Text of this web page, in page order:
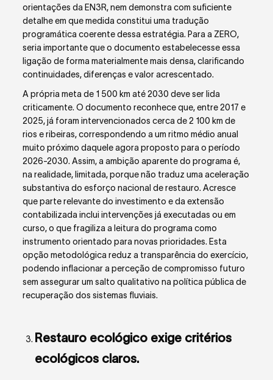
orientações da EN3R, nem demonstra com suficiente
detalhe em que medida constitui uma tradução
programática coerente dessa estratégia. Para a ZERO,
seria importante que o documento estabelecesse essa
ligação de forma materialmente mais densa, clarificando
continuidades, diferenças e valor acrescentado.
A própria meta de 1 500 km até 2030 deve ser lida
criticamente. O documento reconhece que, entre 2017 e
2025, já foram intervencionados cerca de 2 100 km de
rios e ribeiras, correspondendo a um ritmo médio anual
muito próximo daquele agora proposto para o período
2026-2030. Assim, a ambição aparente do programa é,
na realidade, limitada, porque não traduz uma aceleração
substantiva do esforço nacional de restauro. Acresce
que parte relevante do investimento e da extensão
contabilizada inclui intervenções já executadas ou em
curso, o que fragiliza a leitura do programa como
instrumento orientado para novas prioridades. Esta
opção metodológica reduz a transparência do exercício,
podendo inflacionar a perceção de compromisso futuro
sem assegurar um salto qualitativo na política pública de
recuperação dos sistemas fluviais.
Restauro ecológico exige critérios
ecológicos claros.